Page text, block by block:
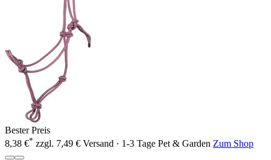
Bester Preis
8,38 €* zzgl. 7,49 € Versand · 1-3 Tage Pet & Garden Zum Shop